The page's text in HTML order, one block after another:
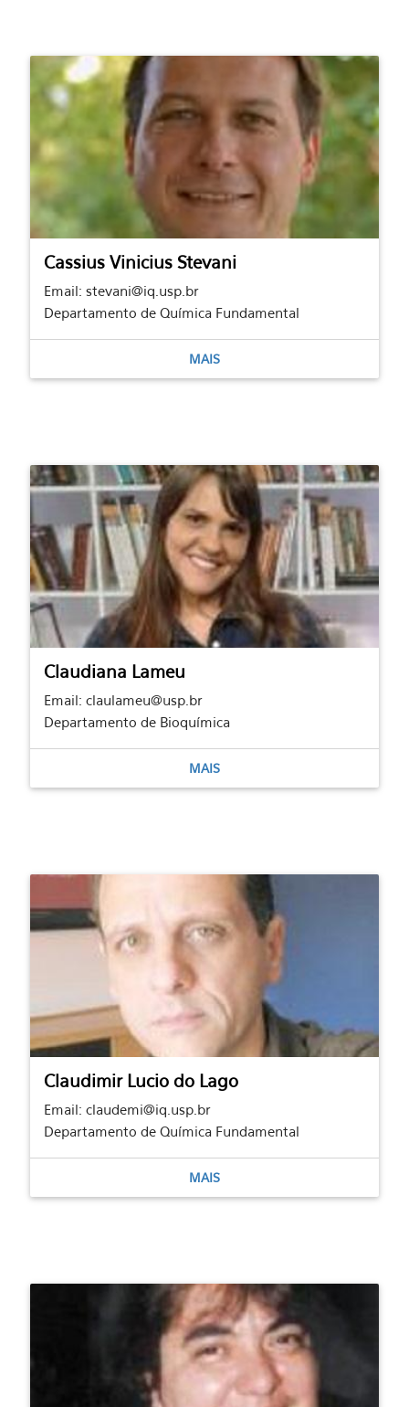
Cassius Vinicius Stevani
Email: stevani@iq.usp.br
Departamento de Química Fundamental
MAIS
Claudiana Lameu
Email: claulameu@usp.br
Departamento de Bioquímica
MAIS
Claudimir Lucio do Lago
Email: claudemi@iq.usp.br
Departamento de Química Fundamental
MAIS